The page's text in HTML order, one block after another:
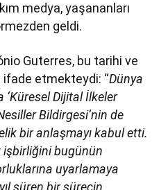
medya, yaşananları
geldi.
Guterres, bu tarihi ve
ifade etmekteydi: “Dünya
‘Küresel Dijital İlkeler
Bildirgesi’nin de
bir anlaşmayı kabul etti.
işbirliğini bugünün
uyarlamaya
süren bir sürecin